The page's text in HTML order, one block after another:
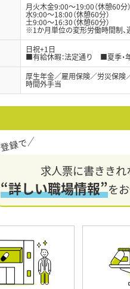
月火木金9:00～19:00（休憩60分）
水9:00～18:00（休憩60分）
土9:00～16:30（休憩60分）
※1か月単位の変形労働時間制、
日祝+1日
■有給休暇：法定通り ■夏季
厚生年金／雇用保険／労災保険
時間外手当
求人票に書ききれ
“詳しい職場情報”を